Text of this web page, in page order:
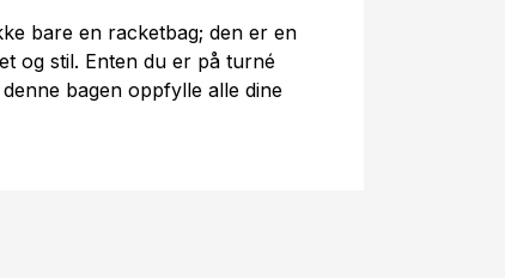
bare en racketbag; den er en
og stil. Enten du er på turné
bagen oppfylle alle dine